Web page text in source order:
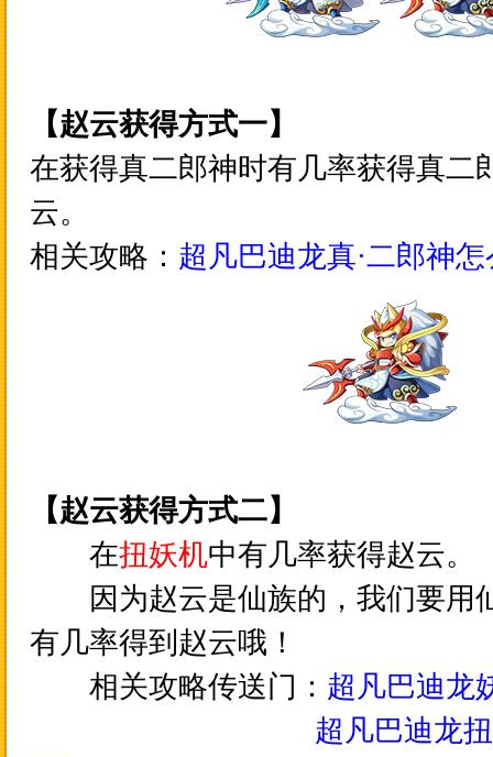
【赵云获得方式一】
在获得真二郎神时有几率获得真二
云。
相关攻略： 超凡巴迪龙真·二郎神
【赵云获得方式二】
在扭妖机中有几率获得赵云。
因为赵云是仙族的，我们要用
有几率得到 赵云哦！
相关攻略传送门： 超凡巴迪龙
超凡巴迪龙